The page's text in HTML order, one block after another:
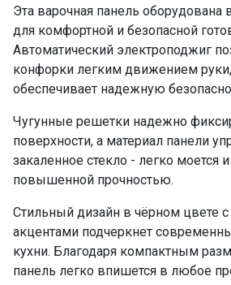
Эта варочная панель
для комфортной и безопасной
Автоматический электроподжиг
конфорки легким движением руки,
обеспечивает надежную
Чугунные решетки надежно
поверхности, а материал панели
закаленное стекло - легко моется
повышенной прочностью.
Стильный дизайн в чёрном цвете
акцентами подчеркнет
кухни. Благодаря компактным
панель легко впишется в любое